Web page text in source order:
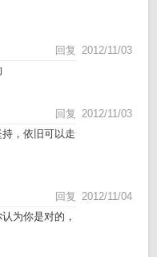
2012/11/03
回复
2012/11/03
回复
，依旧可以走
2012/11/04
回复
为你是对的，